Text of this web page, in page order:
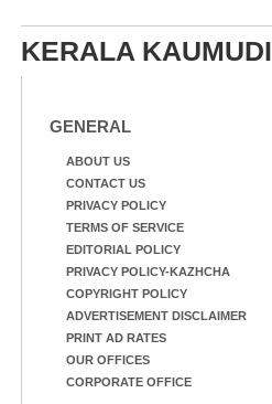
KERALA KAUMUDI
GENERAL
ABOUT US
CONTACT US
PRIVACY POLICY
TERMS OF SERVICE
EDITORIAL POLICY
PRIVACY POLICY-KAZHCHA
COPYRIGHT POLICY
ADVERTISEMENT DISCLAIMER
PRINT AD RATES
OUR OFFICES
CORPORATE OFFICE